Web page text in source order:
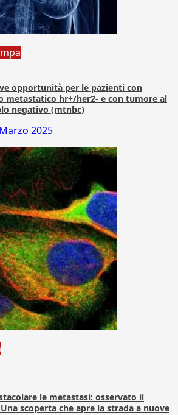
opportunità per le pazienti con
metastatico hr+/her2- e con tumore al
negativo (mtnbc)
2025
le metastasi: osservato il
scoperta che apre la strada a nuove